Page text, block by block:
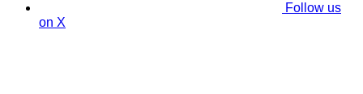
Follow us
on X